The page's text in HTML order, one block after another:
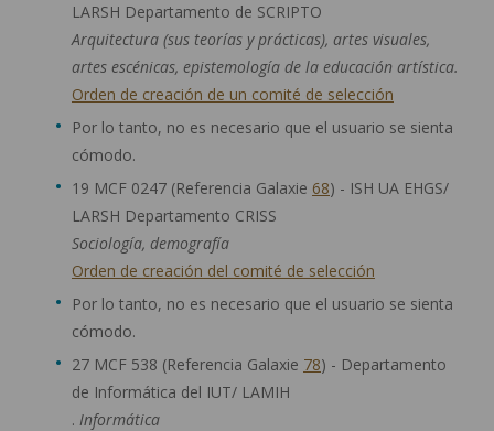
LARSH Departamento de SCRIPTO
Arquitectura (sus teorías y prácticas), artes visuales,
artes escénicas, epistemología de la educación artística.
Orden de creación de un comité de selección
Por lo tanto, no es necesario que el usuario se sienta
cómodo.
19 MCF 0247 (Referencia Galaxie 68) - ISH UA EHGS/
LARSH Departamento CRISS
Sociología, demografía
Orden de creación del comité de selección
Por lo tanto, no es necesario que el usuario se sienta
cómodo.
27 MCF 538 (Referencia Galaxie 78) - Departamento
de Informática del IUT/ LAMIH
. Informática